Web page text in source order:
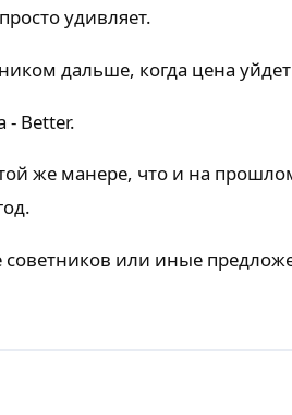
удивляет.
дальше, когда цена
- Better.
той же манере, что и на
или иные